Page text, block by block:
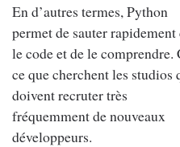
En d’autres termes, Python
permet de sauter rapidement
le code et de le comprendre.
ce que cherchent les studios
doivent recruter très
fréquemment de nouveaux
développeurs.